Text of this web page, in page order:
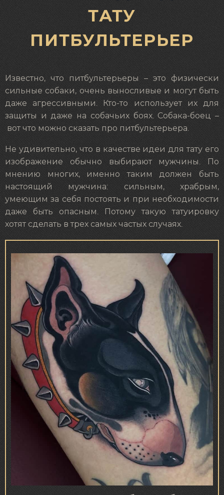
ТАТУ
ПИТБУЛЬТЕРЬЕР
Известно, что питбультерьеры – это физически
сильные собаки, очень выносливые и могут быть
даже агрессивными. Кто-то использует их для
защиты и даже на собачьих боях. Собака-боец –
вот что можно сказать про питбультерьера.
Не удивительно, что в качестве идеи для тату его
изображение обычно выбирают мужчины. По
мнению многих, именно таким должен быть
настоящий мужчина: сильным, храбрым,
умеющим за себя постоять и при необходимости
даже быть опасным. Потому такую татуировку
хотят сделать в трех самых частых случаях.